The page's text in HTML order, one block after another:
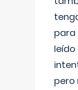
para
pero